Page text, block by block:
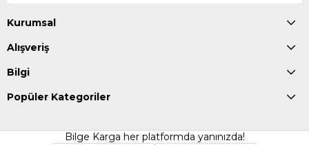
Kurumsal
Alışveriş
Bilgi
Popüler Kategoriler
Bilge Karga her platformda yanınızda!